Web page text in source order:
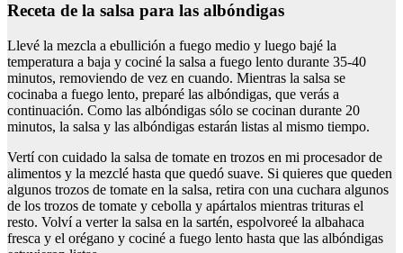
Receta de la salsa para las albóndigas
Llevé la mezcla a ebullición a fuego medio y luego bajé la
temperatura a baja y cociné la salsa a fuego lento durante 35-40
minutos, removiendo de vez en cuando. Mientras la salsa se
cocinaba a fuego lento, preparé las albóndigas, que verás a
continuación. Como las albóndigas sólo se cocinan durante 20
minutos, la salsa y las albóndigas estarán listas al mismo tiempo.
Vertí con cuidado la salsa de tomate en trozos en mi procesador de
alimentos y la mezclé hasta que quedó suave. Si quieres que queden
algunos trozos de tomate en la salsa, retira con una cuchara algunos
de los trozos de tomate y cebolla y apártalos mientras trituras el
resto. Volví a verter la salsa en la sartén, espolvoreé la albahaca
fresca y el orégano y cociné a fuego lento hasta que las albóndigas